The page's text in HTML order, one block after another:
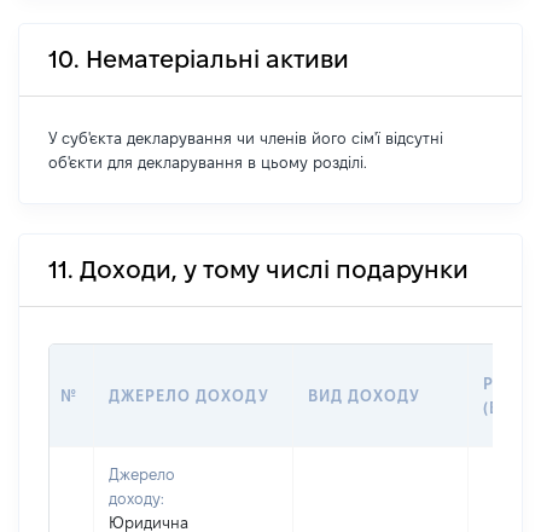
10. Нематеріальні активи
У суб'єкта декларування чи членів його сім'ї відсутні
об'єкти для декларування в цьому розділі.
11. Доходи, у тому числі подарунки
№ ДЖЕРЕЛО ДОХОДУ ВИД ДОХОДУ
Джерело
доходу:
Юридична